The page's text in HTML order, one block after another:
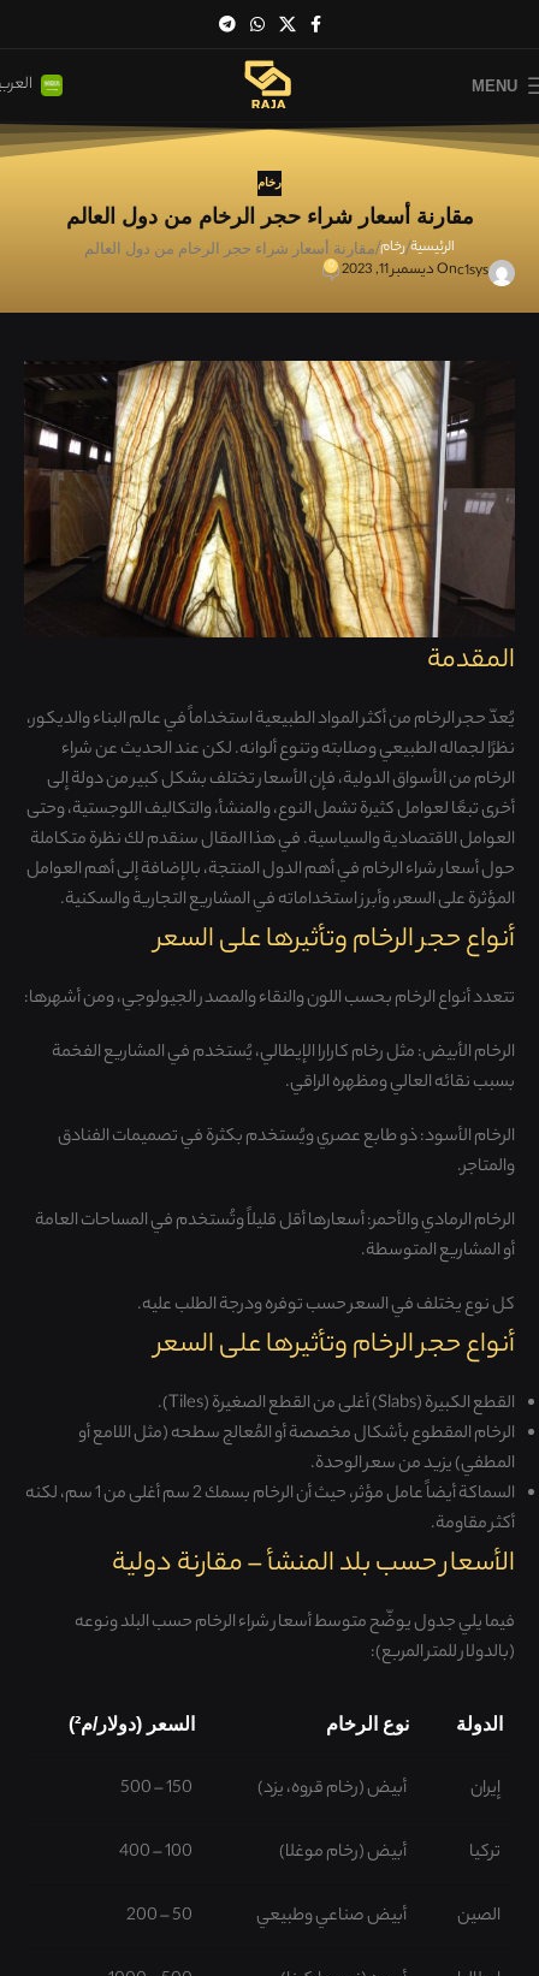
MENU
رخام
مقارنة أسعار شراء حجر الرخام من دول العالم
الرئيسية رخام مقارنة أسعار شراء حجر الرخام من دول العالم
c1sysOn ديسمبر 11, 2023 0
المقدمة
يُعدّ حجر الرخام من أكثر المواد الطبيعية استخداماً في عالم البناء والديكور،
نظرًا لجماله الطبيعي وصلابته وتنوع ألوانه. لكن عند الحديث عن شراء
الرخام من الأسواق الدولية، فإن الأسعار تختلف بشكل كبير من دولة إلى
أخرى تبعًا لعوامل كثيرة تشمل النوع، والمنشأ، والتكاليف اللوجستية، وحتى
العوامل الاقتصادية والسياسية. في هذا المقال سنقدم لك نظرة متكاملة
حول أسعار شراء الرخام في أهم الدول المنتجة، بالإضافة إلى أهم العوامل
المؤثرة على السعر، وأبرز استخداماته في المشاريع التجارية والسكنية.
أنواع حجر الرخام وتأثيرها على السعر
تتعدد أنواع الرخام بحسب اللون والنقاء والمصدر الجيولوجي، ومن أشهرها:
الرخام الأبيض: مثل رخام كارارا الإيطالي، يُستخدم في المشاريع الفخمة
بسبب نقائه العالي ومظهره الراقي.
الرخام الأسود: ذو طابع عصري ويُستخدم بكثرة في تصميمات الفنادق
والمتاجر.
الرخام الرمادي والأحمر: أسعارها أقل قليلاً وتُستخدم في المساحات العامة
أو المشاريع المتوسطة.
كل نوع يختلف في السعر حسب توفره ودرجة الطلب عليه.
أنواع حجر الرخام وتأثيرها على السعر
القطع الكبيرة (Slabs) أغلى من القطع الصغيرة (Tiles).
الرخام المقطوع بأشكال مخصصة أو المُعالج سطحه (مثل اللامع أو
المطفي) يزيد من سعر الوحدة.
السماكة أيضاً عامل مؤثر، حيث أن الرخام بسمك 2 سم أغلى من 1 سم، لكنه
أكثر مقاومة.
الأسعار حسب بلد المنشأ – مقارنة دولية
فيما يلي جدول يوضّح متوسط أسعار شراء الرخام حسب البلد ونوعه
(بالدولار للمتر المربع):
الدولة نوع الرخام السعر (دولار/م²)
إيران أبيض (رخام قروه، يزد) 150 – 500
تركيا أبيض (رخام موغلا) 100 – 400
الصين أبيض صناعي وطبيعي 50 – 200